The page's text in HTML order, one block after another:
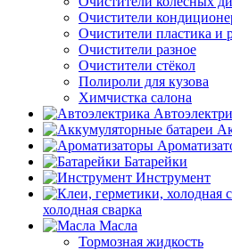
Очистители
Очистители пластика и
Очистители разное
Очистители стёкол
Полироли для кузова
Химчистка салона
Батарейки
Инструмент
холодная сварка
Масла
Тормозная жидкость